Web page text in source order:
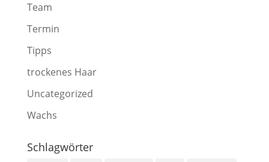
Team
Termin
Tipps
trockenes Haar
Uncategorized
Wachs
Schlagwörter